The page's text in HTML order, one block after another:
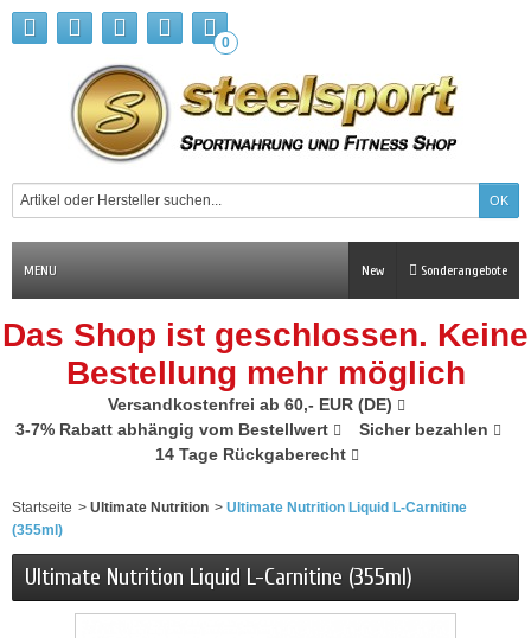
0
MENU Sonderangebote
New
Das Shop ist geschlossen. Keine
Bestellung mehr möglich
Versandkostenfrei ab 60,- EUR (DE)
3-7% Rabatt abhängig vom Bestellwert
Sicher bezahlen
14 Tage Rückgaberecht
Startseite > Ultimate Nutrition > Ultimate Nutrition Liquid L-Carnitine
(355ml)
Ultimate Nutrition Liquid L-Carnitine (355ml)